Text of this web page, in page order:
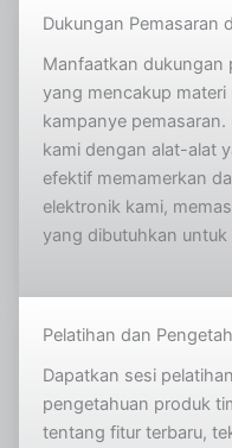
Dukungan Pemasaran
Manfaatkan dukungan
yang mencakup
kampanye
kami dengan alat-alat
efektif memamerkan
elektronik kami,
yang dibutuhkan untuk
Pelatihan dan
Dapatkan sesi
pengetahuan produk
tentang fitur terbaru,